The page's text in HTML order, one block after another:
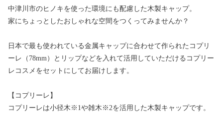
中津川市のヒノキを使った環境にも配慮した木製キャップ。
家にちょっとしたおしゃれな空間をつくってみませんか？
日本で最も使われている金属キャップに合わせて作られたコプリ
ーレ（78mm）とリップなどを入れて活用していただけるコプリー
レコスメをセットにしてお届けします。
【コプリーレ】
コプリーレは小径木※1や雑木※2を活用した木製キャップです。